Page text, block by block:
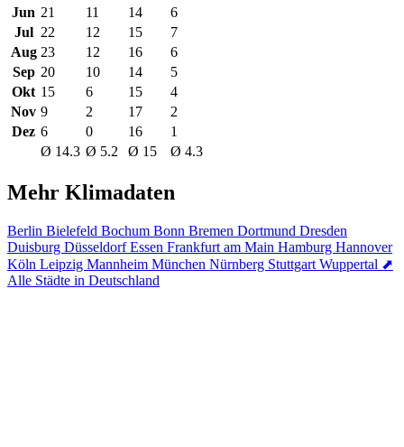
Jun 21 11 14
6
Jul 22 12 15
7
Aug 23 12 16
6
Sep 20 10 14
5
Okt 15 6 15
4
Nov 9 2 17
2
Dez 6 0 16
1
Ø 14.3 Ø 5.2 Ø 15 Ø 4.3
Mehr Klimadaten
Berlin Bielefeld Bochum Bonn Bremen Dortmund Dresden
Duisburg DüsseldorfEssen Frankfurt am Main Hamburg Hannover
Köln Leipzig Mannheim München Nürnberg Stuttgart Wuppertal ⬈
Alle Städte in Deutschland